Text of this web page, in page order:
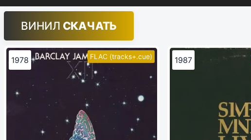
ВИНИЛ СКАЧАТЬ
FLAC (tracks+.cue)
1978 1987